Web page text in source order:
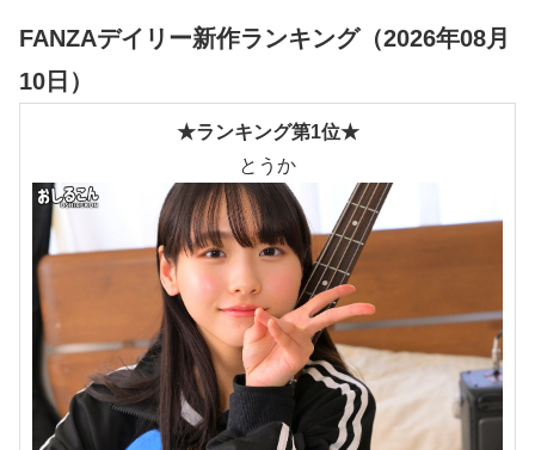
FANZAデイリー新作ランキング（2026年08月
10日）
★ランキング第1位★
とうか